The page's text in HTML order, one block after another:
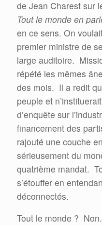
de Jean Charest sur
Tout le monde en
en ce sens. On
premier ministre de
large auditoire.
répété les mêmes
des mois. Il a redit
peuple et
d’enquête sur
financement des
rajouté une couche
sérieusement du
quatrième mandat.
s’étouffer en
déconnectés.
Tout le monde ? Non.